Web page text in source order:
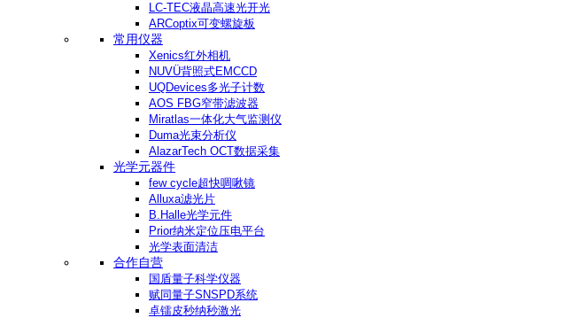
LC-TEC液晶高速光开光
ARCoptix可变螺旋板
常用仪器
Xenics红外相机
NUVÜ背照式EMCCD
UQDevices多光子计数
AOS FBG窄带滤波器
Miratlas一体化大气监测仪
Duma光束分析仪
AlazarTech OCT数据采集
光学元器件
few cycle超快啁啾镜
Alluxa滤光片
B.Halle光学元件
Prior纳米定位压电平台
光学表面清洁
合作自营
国盾量子科学仪器
赋同量子SNSPD系统
卓镭皮秒纳秒激光